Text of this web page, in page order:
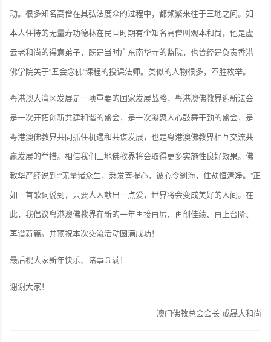
动。很多知名高僧在其弘法度众的过程中，都频繁来往于三地之间。如
本人住持的无量寿功德林在民国时期有个知名高僧叫观本和尚，他是虚
云老和尚的得意弟子，既是当时广东南华寺的监院，也曾经是负责香港
佛学院关于“五会念佛”课程的授课法师。类似的人物很多，不胜枚举。
粤港澳大湾区发展是一项重要的国家发展战略，粤港澳佛教界迎新法会
是一次开拓创新共建和谐的盛会，是一次凝聚人心鼓舞干劲的盛会，是
粤港澳佛教界共同抓住机遇和共谋发展，也是粤港澳佛教界相互交流共
赢发展的举措。相信我们三地佛教界将会取得更多实施性良好效果。佛
教华严经说到:“无量诸众生，悉发菩提心，彼心令刹海，住劫恒清净。”正
如一首歌词说到，只要人人献出一点爱，世界将会变成美好的人间。在
此，我倡议粤港澳佛教界在新的一年再接再厉、再创佳绩、再上台阶、
再谱新篇。并预祝本次交流活动圆满成功！
最后祝大家新年快乐、诸事圆满！
谢谢大家！
澳门佛教总会会长 戒晟大和尚